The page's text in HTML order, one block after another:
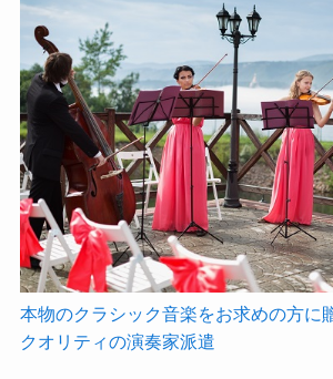
本物のクラシック音楽をお求めの方に
クオリティの演奏家派遣